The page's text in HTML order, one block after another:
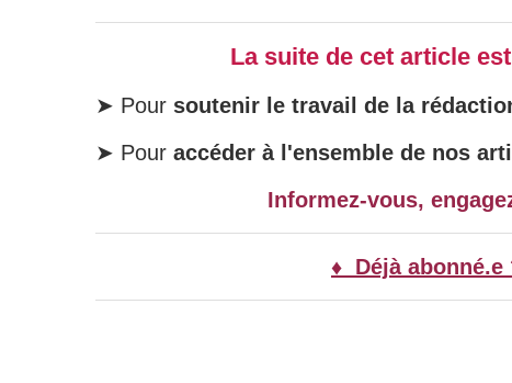
La suite de cet article
➤ Pour soutenir le travail de la
➤ Pour accéder à l'ensemble de nos
Informez-vous,
♦ Déjà abonné.e